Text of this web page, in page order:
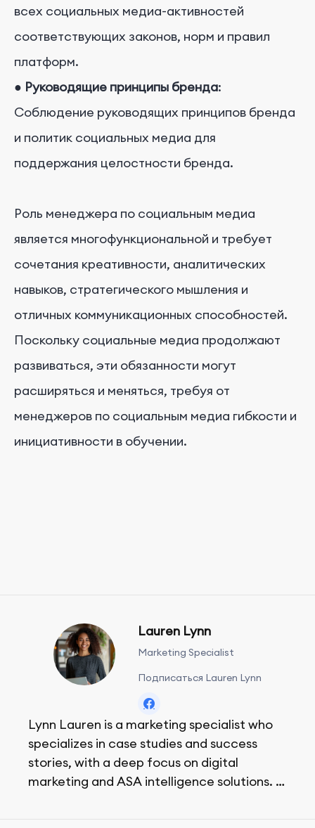
всех социальных медиа-активностей
соответствующих законов, норм и правил
платформ.
● Руководящие принципы бренда:
Соблюдение руководящих принципов бренда
и политик социальных медиа для
поддержания целостности бренда.
Роль менеджера по социальным медиа
является многофункциональной и требует
сочетания креативности, аналитических
навыков, стратегического мышления и
отличных коммуникационных способностей.
Поскольку социальные медиа продолжают
развиваться, эти обязанности могут
расширяться и меняться, требуя от
менеджеров по социальным медиа гибкости и
инициативности в обучении.
Lauren Lynn
Marketing Specialist
Подписаться Lauren Lynn
Lynn Lauren is a marketing specialist who
specializes in case studies and success
stories, with a deep focus on digital
marketing and ASA intelligence solutions.